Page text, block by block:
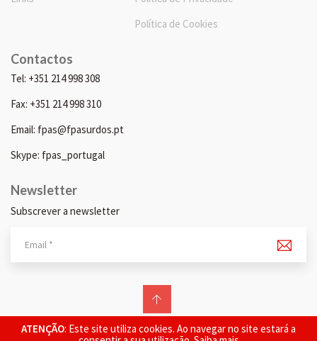
ATENÇÃO: Este site utiliza cookies. Ao navegar no site estará a
Política de Cookies
Contactos
Tel: +351 214 998 308
Fax: +351 214 998 310
Email: fpas@fpasurdos.pt
Skype: fpas_portugal
Newsletter
Subscrever a newsletter
© 2026 FPAS. Todos os direitos reservados.